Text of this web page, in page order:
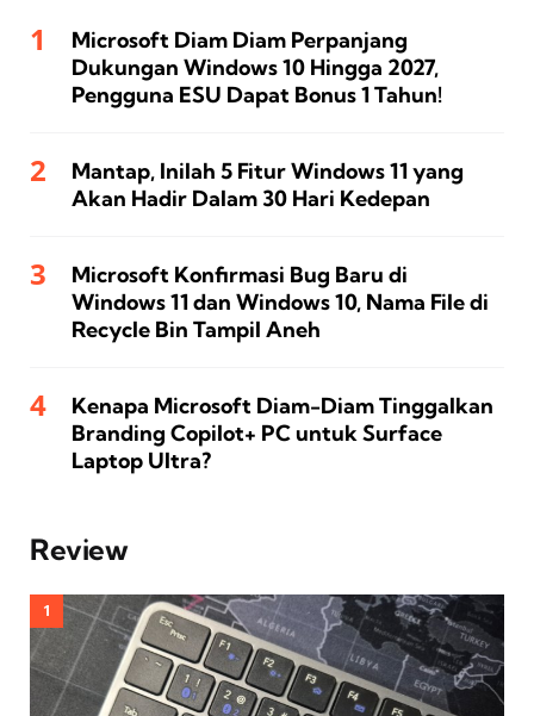
Microsoft Diam Diam Perpanjang
Dukungan Windows 10 Hingga 2027,
Pengguna ESU Dapat Bonus 1 Tahun!
Mantap, Inilah 5 Fitur Windows 11 yang
Akan Hadir Dalam 30 Hari Kedepan
Microsoft Konfirmasi Bug Baru di
Windows 11 dan Windows 10, Nama File di
Recycle Bin Tampil Aneh
Kenapa Microsoft Diam-Diam Tinggalkan
Branding Copilot+ PC untuk Surface
Laptop Ultra?
Review